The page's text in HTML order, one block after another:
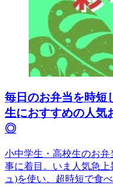
毎日のお弁当を時短
生におすすめの人気
◎
小中学生・高校生のお
事に着目。いま人気急上
ュ)を使い、超時短で食